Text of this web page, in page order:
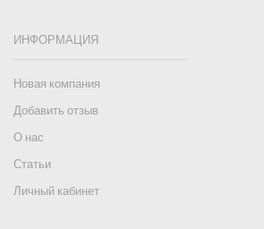
ИНФОРМАЦИЯ
Новая компания
Добавить отзыв
О нас
Статьи
Личный кабинет